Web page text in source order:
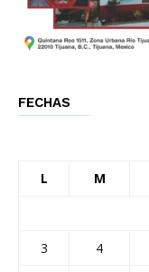
FECHAS
L M
3
4